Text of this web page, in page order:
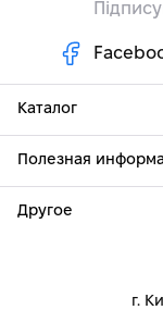
Каталог
Полезная
Другое
г.